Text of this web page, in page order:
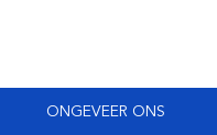
ONGEVEER ONS